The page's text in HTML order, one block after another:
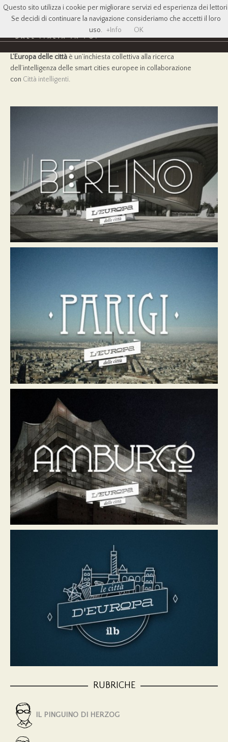
L’Europa delle città è un’inchiesta collettiva alla ricerca
dell’intelligenza delle smart cities europee in collaborazione
con Città intelligenti.
RUBRICHE
IL PINGUINO DI HERZOG
Questo sito utilizza i cookie per migliorare servizi ed esperienza dei
Se decidi di continuare la navigazione consideriamo che accetti il loro
uso. +Info OK